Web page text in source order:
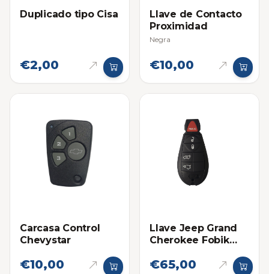
Duplicado tipo Cisa
€2,00
Llave de Contacto
Proximidad
Negra
€10,00
Carcasa Control
Chevystar
€10,00
Llave Jeep Grand
Cherokee Fobik
€65,00